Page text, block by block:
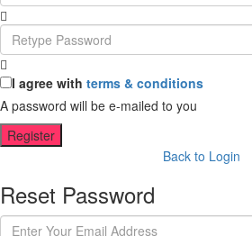
I agree with terms & conditions
A password will be e-mailed to you
Register
Back to Login
Reset Password